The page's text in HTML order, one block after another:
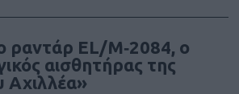
EL/M‑2084, ο
αισθητήρας της
Αχιλλέα»